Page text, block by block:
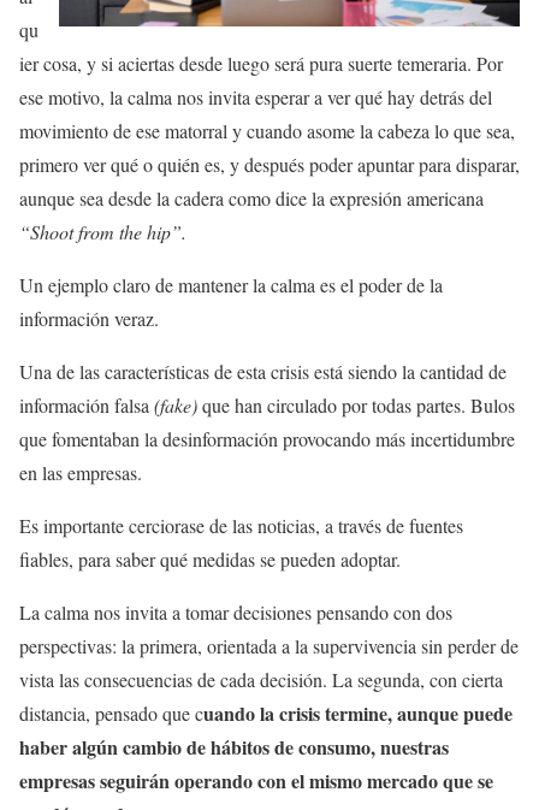
qu
ier cosa, y si aciertas desde luego será pura suerte temeraria. Por
ese motivo, la calma nos invita esperar a ver qué hay detrás del
movimiento de ese matorral y cuando asome la cabeza lo que sea,
primero ver qué o quién es, y después poder apuntar para disparar,
aunque sea desde la cadera como dice la expresión americana
“Shoot from the hip”.
Un ejemplo claro de mantener la calma es el poder de la
información veraz.
Una de las características de esta crisis está siendo la cantidad de
información falsa (fake)que han circulado por todas partes. Bulos
que fomentaban la desinformación provocando más incertidumbre
en las empresas.
Es importante cerciorase de las noticias, a través de fuentes
fiables, para saber qué medidas se pueden adoptar.
La calma nos invita a tomar decisiones pensando con dos
perspectivas: la primera, orientada a la supervivencia sin perder de
vista las consecuencias de cada decisión. La segunda, con cierta
distancia, pensado que cuando la crisis termine, aunque puede
haber algún cambio de hábitos de consumo, nuestras
empresas seguirán operando con el mismo mercado que se